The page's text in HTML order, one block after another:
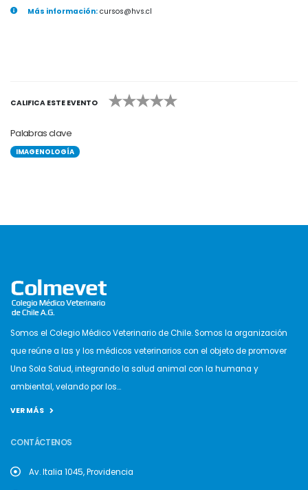
Más información: cursos@hvs.cl
CALIFICA ESTE EVENTO
1 2 3 4 5
Palabras clave
IMAGENOLOGÍA
Somos el Colegio Médico Veterinario de Chile. Somos la organización
que reúne a las y los médicos veterinarios con el objeto de promover
Una Sola Salud, integrando la salud animal con la humana y
ambiental, velando por los...
VER MÁS
CONTÁCTENOS
Av. Italia 1045, Providencia